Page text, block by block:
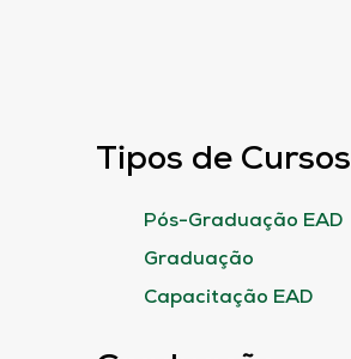
Tipos de Cursos
Pós-Graduação EAD
Graduação
Capacitação EAD